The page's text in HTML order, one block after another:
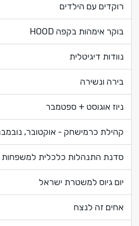
רוקדים עם הילדים
בוקר אימהות בקפה HOOD
נוודות דיגיטלית
בירה ונשירה
ניוז אוגוסט + ספטמבר
קהילת כרמישחק - אוקטובר,
סדנת התנהלות כלכלית למשפחות
יום גיוס למשטרת ישראל
אחים זה לנצח